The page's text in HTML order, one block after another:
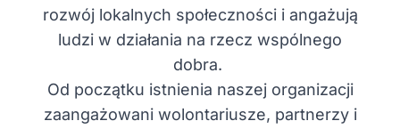
rozwój lokalnych społeczności i angażują
ludzi w działania na rzecz wspólnego
dobra.
Od początku istnienia naszej organizacji
zaangażowani wolontariusze, partnerzy i